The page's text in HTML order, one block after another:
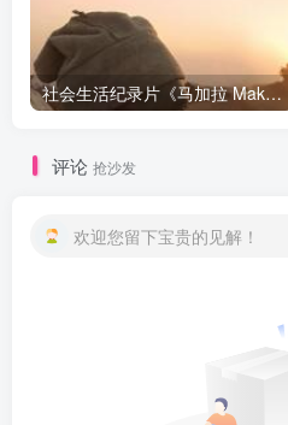
社会生活纪录片《马加拉 Makala》下载
评论 抢沙发
欢迎您留下宝贵的见解！